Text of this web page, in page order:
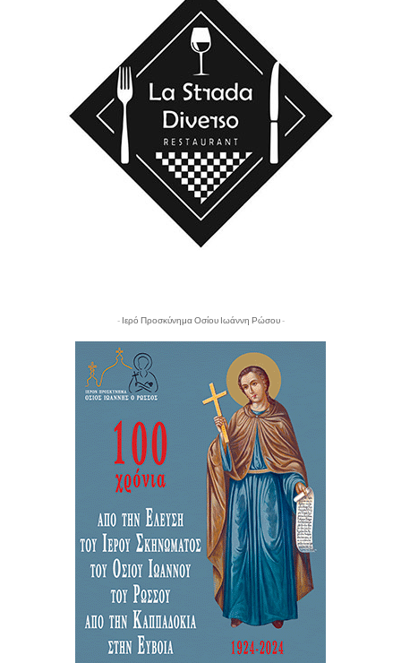
- Ιερό Προσκύνημα Οσίου Ιωάννη Ρώσου -